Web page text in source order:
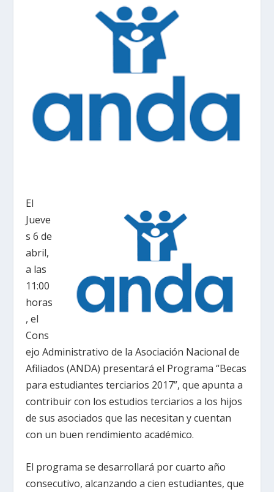
El
Jueve
s 6 de
abril,
a las
11:00
horas
, el
Cons
ejo Administrativo de la Asociación Nacional de
Afiliados (ANDA) presentará el Programa “Becas
para estudiantes terciarios 2017”, que apunta a
contribuir con los estudios terciarios a los hijos
de sus asociados que las necesitan y cuentan
con un buen rendimiento académico.
El programa se desarrollará por cuarto año
consecutivo, alcanzando a cien estudiantes, que